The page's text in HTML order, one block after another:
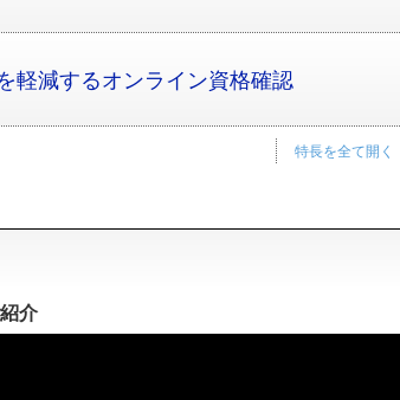
軽減するオンライン資格確認
特長を全て開く
介